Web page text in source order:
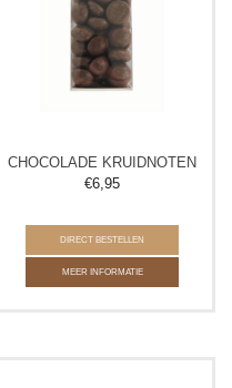
CHOCOLADE KRUIDNOTEN
€6,95
DIRECT BESTELLEN
MEER INFORMATIE